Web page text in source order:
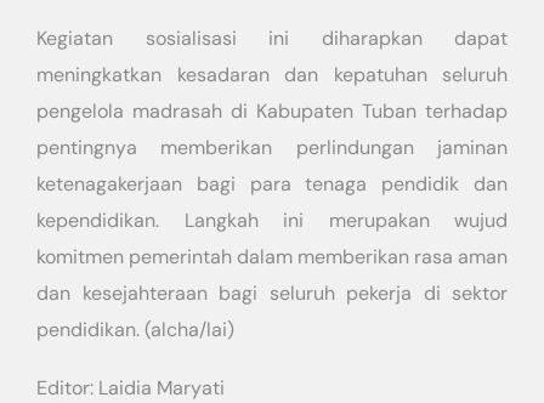
Kegiatan sosialisasi ini diharapkan dapat
meningkatkan kesadaran dan kepatuhan seluruh
pengelola madrasah di Kabupaten Tuban terhadap
pentingnya memberikan perlindungan jaminan
ketenagakerjaan bagi para tenaga pendidik dan
kependidikan. Langkah ini merupakan wujud
komitmen pemerintah dalam memberikan rasa aman
dan kesejahteraan bagi seluruh pekerja di sektor
pendidikan. (alcha/lai)
Editor: Laidia Maryati